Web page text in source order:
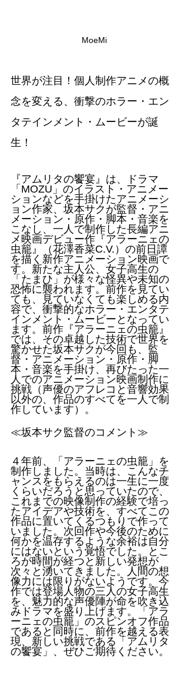
MoeMi
世界が注目！個人制作アニメの概
念を変える、衝撃のホラー・エン
タテインメント・ムービーが誕
生！
『アムリタの饗宴』は、ドラマ
「MOZU」のイラスト・アニメー
ションなどを手掛けたアニメーシ
ョン作家、坂本サクが監督・アニ
メーション・原作・脚本・音楽を
こなし、一人で制作した長編アニ
メ映画デビュー作『アラーニェの
虫籠』（花澤香菜C.V.）の前日譚
を描く新作アニメーション映画で
す。新たな主人公、女子高生の
「たまひ」が様々な怪異や未知の
恐怖に襲われます。前作を見てい
ても、見ていなくても楽しめる内
容で、衝撃的なホラー・エンタテ
インメント・ムービーとなってい
ます。前作『アラーニェの虫籠』
では、その卓越した技術で世界を
驚かせた坂本サクが今回も、監
督・アニメーション・原作・脚
本・音楽を手掛け、再びたった一
人でのアニメーション映画制作に
挑戦（声優のアフレコと音響効果
以外の、作品のすべてを一人で制
作しています）。
≪坂本サク監督のコメント≫
４年前、「アラーニェの虫籠」を
制作しました。当時は、こんなチ
ャンスをもらえるのは一生に一度
くらいだろうと思っていたので、
これまでの映像制作の経験で培っ
たアイデアや技術を、すべてこの
作品に置いてくるつもりで作って
いました。次回作や今後のために
何かを温存するような余裕は自分
にはないという覚悟でした。とこ
ろが時間が経つと新しい発想が
次々と湧いてきました。人間の想
像力には限りがないようです。今
作では登場人物の三人の女子高生
を、魅力的な声優陣が命を吹き込
みドラマを盛り上げます。「アラ
ーニェの虫籠」のスピンオフ作品
であると同時に、前作を越える表
現、新しい挑戦である「アムリタ
の饗宴」、ぜひご期待ください。